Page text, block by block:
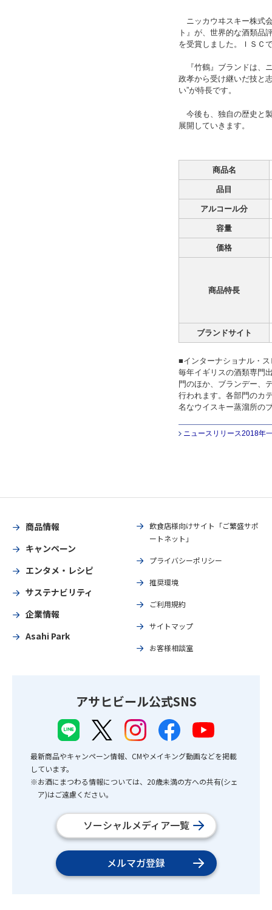
ニッカウヰスキー株式
ト』が、世界的な酒類品
を受賞しました。ＩＳＣ
『竹鶴』ブランドは、
政孝から受け継いだ技と
い”が特長です。
今後も、独自の歴史と
展開していきます。
商品名
品目
アルコール分
容量
価格
商品特長
ブランドサイト
■インターナショナル・
毎年イギリスの酒類専門
門のほか、ブランデー、
行われます。各部門のカ
名なウイスキー蒸溜所の
ニュースリリース2018年
商品情報
キャンペーン
エンタメ・レシピ
サステナビリティ
企業情報
Asahi Park
飲食店様向けサイト「ご繁盛サポ
ートネット」
プライバシーポリシー
推奨環境
ご利用規約
サイトマップ
お客様相談室
アサヒビール公式SNS
最新商品やキャンペーン情報、CMやメイキング動画などを掲載
しています。
※お酒にまつわる情報については、20歳未満の方への共有(シェ
ア)はご遠慮ください。
ソーシャルメディア一覧
メルマガ登録